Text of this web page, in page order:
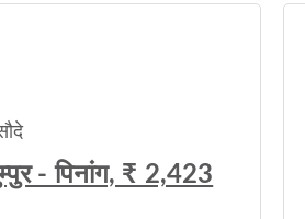
- पिनांग, ₹ 2,423